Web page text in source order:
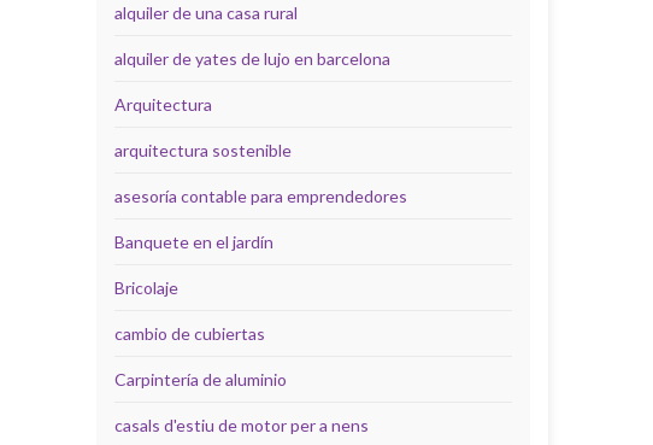
alquiler de una casa rural
alquiler de yates de lujo en barcelona
Arquitectura
arquitectura sostenible
asesoría contable para emprendedores
Banquete en el jardín
Bricolaje
cambio de cubiertas
Carpintería de aluminio
casals d'estiu de motor per a nens